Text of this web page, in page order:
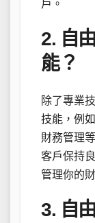
戶。
2. 自
能？
除了專業
技能，例
財務管理
客戶保持
管理你的
3. 自